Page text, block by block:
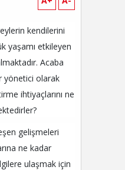
kendilerini
yaşamı etkileyen
Acaba
yönetici olarak
ihtiyaçlarını ne
gelişmeleri
ne kadar
ulaşmak için